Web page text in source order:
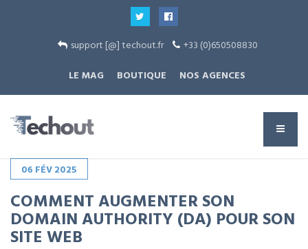
support [@] techout.fr
+33 (0)650508830
LE MAG
BOUTIQUE NOS AGENCES
06 FÉV2025
COMMENT AUGMENTER SON
DOMAIN AUTHORITY (DA) POUR SON
SITE WEB